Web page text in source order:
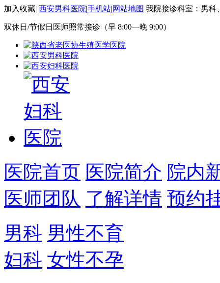
加入收藏| 西安男科医院|手机站|网站地图 我院接诊科室：男科
双休日/节假日医师照常接诊（早 8:00—晚 9:00）
医院首页 医院简介 院内
医师团队 了解详情 预约
男科 男性不育
妇科 女性不孕